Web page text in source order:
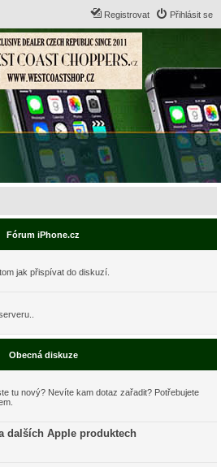
Přihlásit se
Registrovat
Fórum iPhone.cz
jak přispívat do diskuzí.
Obecná diskuze
tu nový? Nevíte kam dotaz zařadit? Potřebujete
dalších Apple produktech